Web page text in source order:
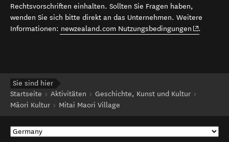
Rechtsvorschriften einhalten. Sollten Sie Fragen haben,
wenden Sie sich bitte direkt an das Unternehmen. Weitere
Informationen: newzealand.com Nutzungsbedingungen (opens in
.
Sie sind hier
Startseite
Aktivitäten
Geschichte, Kunst und Kultur
Māori Kultur
Mitai Maori Village